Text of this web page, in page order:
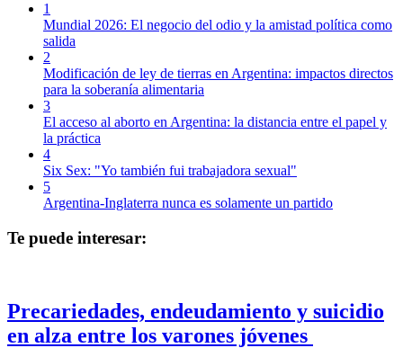
1
Mundial 2026: El negocio del odio y la amistad política como
salida
2
Modificación de ley de tierras en Argentina: impactos directos
para la soberanía alimentaria
3
El acceso al aborto en Argentina: la distancia entre el papel y
la práctica
4
Six Sex: "Yo también fui trabajadora sexual"
5
Argentina-Inglaterra nunca es solamente un partido
Te puede interesar:
Precariedades, endeudamiento y suicidio
en alza entre los varones jóvenes